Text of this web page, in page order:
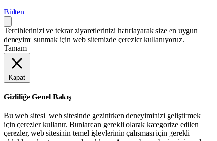
Bülten
Tercihlerinizi ve tekrar ziyaretlerinizi hatırlayarak size en uygun
deneyimi sunmak için web sitemizde çerezler kullanıyoruz.
Tamam
Kapat
Gizliliğe Genel Bakış
Bu web sitesi, web sitesinde gezinirken deneyiminizi geliştirmek
için çerezler kullanır. Bunlardan gerekli olarak kategorize edilen
çerezler, web sitesinin temel işlevlerinin çalışması için gerekli